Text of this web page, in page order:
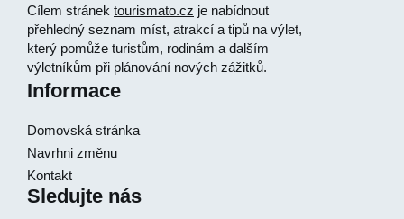
Cílem stránek tourismato.cz je nabídnout
přehledný seznam míst, atrakcí a tipů na výlet,
který pomůže turistům, rodinám a dalším
výletníkům při plánování nových zážitků.
Informace
Domovská stránka
Navrhni změnu
Kontakt
Sledujte nás